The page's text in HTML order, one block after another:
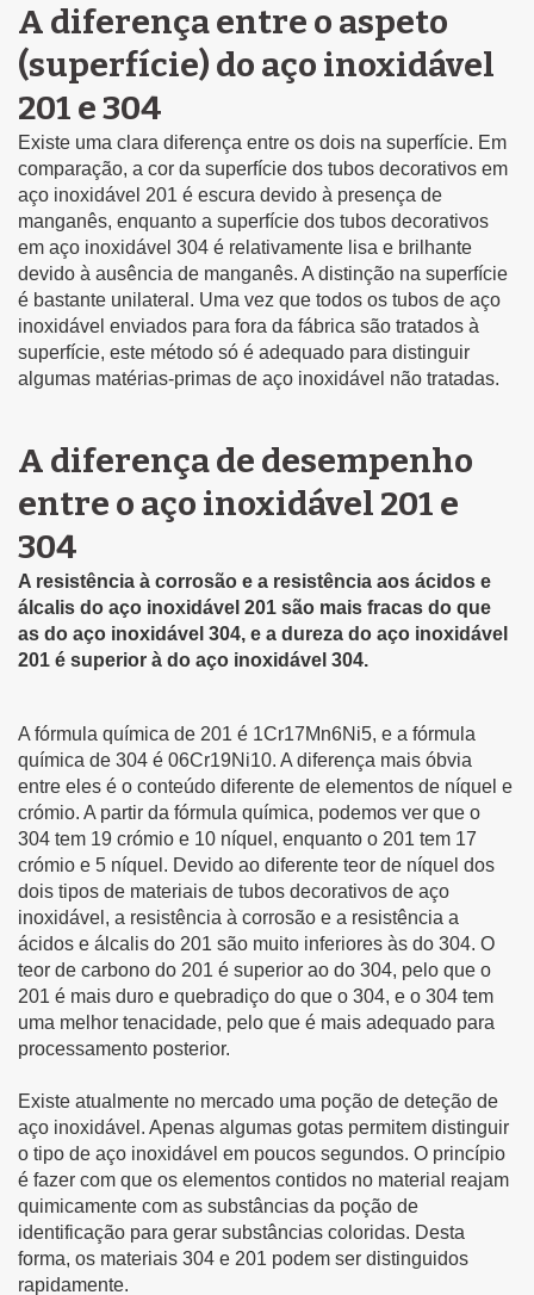
A diferença entre o aspeto
(superfície) do aço inoxidável
201 e 304
Existe uma clara diferença entre os dois na superfície. Em
comparação, a cor da superfície dos tubos decorativos em
aço inoxidável 201 é escura devido à presença de
manganês, enquanto a superfície dos tubos decorativos
em aço inoxidável 304 é relativamente lisa e brilhante
devido à ausência de manganês. A distinção na superfície
é bastante unilateral. Uma vez que todos os tubos de aço
inoxidável enviados para fora da fábrica são tratados à
superfície, este método só é adequado para distinguir
algumas matérias-primas de aço inoxidável não tratadas.
A diferença de desempenho
entre o aço inoxidável 201 e
304
A resistência à corrosão e a resistência aos ácidos e
álcalis do aço inoxidável 201 são mais fracas do que
as do aço inoxidável 304, e a dureza do aço inoxidável
201 é superior à do aço inoxidável 304.
A fórmula química de 201 é 1Cr17Mn6Ni5, e a fórmula
química de 304 é 06Cr19Ni10. A diferença mais óbvia
entre eles é o conteúdo diferente de elementos de níquel e
crómio. A partir da fórmula química, podemos ver que o
304 tem 19 crómio e 10 níquel, enquanto o 201 tem 17
crómio e 5 níquel. Devido ao diferente teor de níquel dos
dois tipos de materiais de tubos decorativos de aço
inoxidável, a resistência à corrosão e a resistência a
ácidos e álcalis do 201 são muito inferiores às do 304. O
teor de carbono do 201 é superior ao do 304, pelo que o
201 é mais duro e quebradiço do que o 304, e o 304 tem
uma melhor tenacidade, pelo que é mais adequado para
processamento posterior.
Existe atualmente no mercado uma poção de deteção de
aço inoxidável. Apenas algumas gotas permitem distinguir
o tipo de aço inoxidável em poucos segundos. O princípio
é fazer com que os elementos contidos no material reajam
quimicamente com as substâncias da poção de
identificação para gerar substâncias coloridas. Desta
forma, os materiais 304 e 201 podem ser distinguidos
rapidamente.